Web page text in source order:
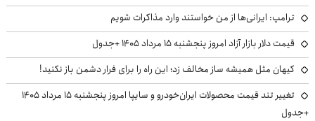
ترامپ: ایرانی‌ها از من خواستند وارد مذاکرات شویم
قیمت دلار بازار آزاد امروز پنجشنبه ۱۵ مرداد ۱۴۰۵ +جدول
کیهان مثل همیشه ساز مخالف زد؛ این راه را برای فرار دشمن باز نکنید!
تغییر تند قیمت محصولات ایران‌خودرو و سایپا امروز پنجشنبه ۱۵ مرداد ۱۴۰۵
+جدول